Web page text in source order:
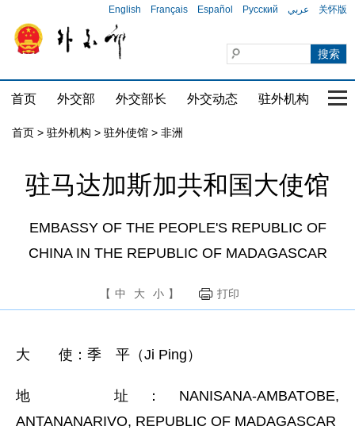
English Français Español Русский عربي 关怀版
首页 外交部 外交部长 外交动态 驻外机构 国
首页 > 驻外机构 > 驻外使馆 > 非洲
驻马达加斯加共和国大使馆
EMBASSY OF THE PEOPLE'S REPUBLIC OF
CHINA IN THE REPUBLIC OF MADAGASCAR
【 中 大 小 】 打印
大 使：季 平（Ji Ping）
地 址：NANISANA-AMBATOBE,
ANTANANARIVO, REPUBLIC OF MADAGASCAR